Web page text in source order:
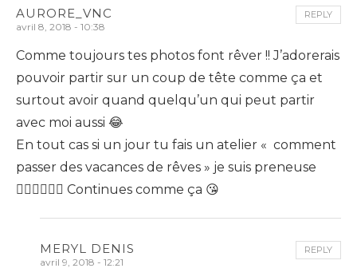
AURORE_VNC
avril 8, 2018 - 10:38
Comme toujours tes photos font rêver !! J’adorerais
pouvoir partir sur un coup de tête comme ça et
surtout avoir quand quelqu’un qui peut partir
avec moi aussi 😂
En tout cas si un jour tu fais un atelier « comment
passer des vacances de rêves » je suis preneuse
🙋🏻‍♀️🙋🏻‍♀️ Continues comme ça 😘
REPLY
MERYL DENIS
avril 9, 2018 - 12:21
REPLY